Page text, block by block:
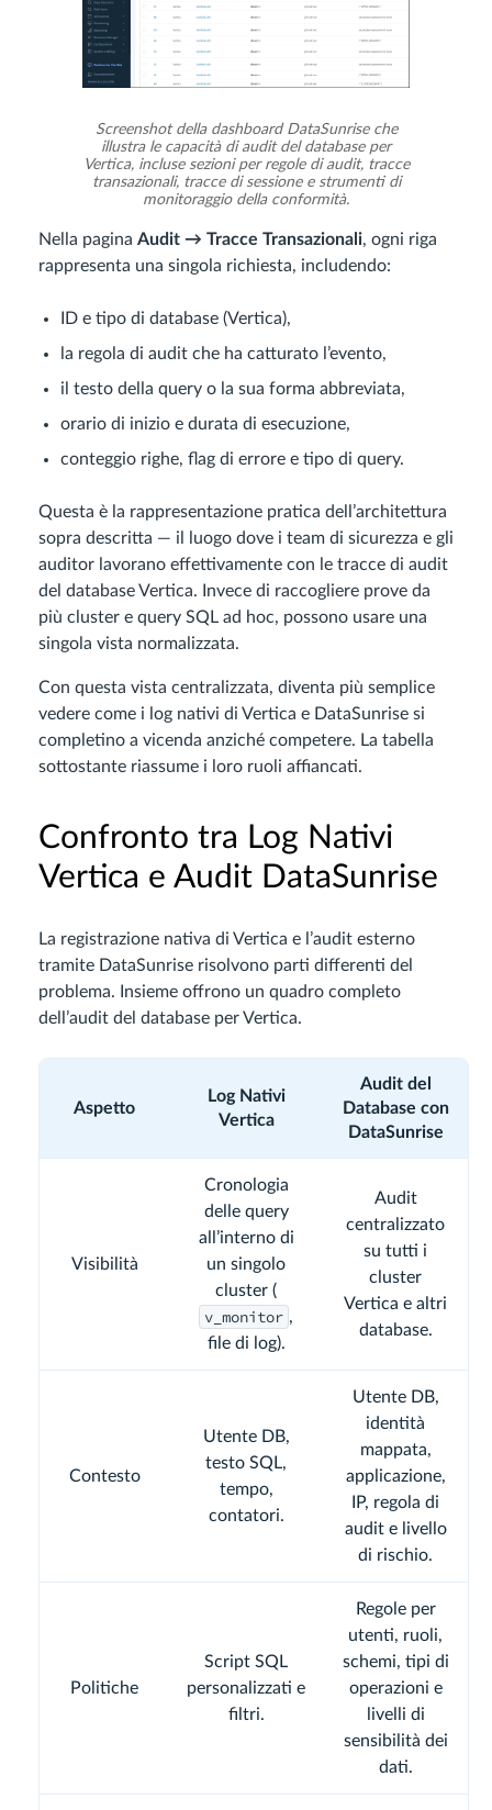
Screenshot della dashboard DataSunrise che
illustra le capacità di audit del database per
Vertica, incluse sezioni per regole di audit, tracce
transazionali, tracce di sessione e strumenti di
monitoraggio della conformità.
Nella pagina Audit → Tracce Transazionali, ogni riga
rappresenta una singola richiesta, includendo:
ID e tipo di database (Vertica),
la regola di audit che ha catturato l’evento,
il testo della query o la sua forma abbreviata,
orario di inizio e durata di esecuzione,
conteggio righe, flag di errore e tipo di query.
Questa è la rappresentazione pratica dell’architettura
sopra descritta — il luogo dove i team di sicurezza e gli
auditor lavorano effettivamente con le tracce di audit
del database Vertica. Invece di raccogliere prove da
più cluster e query SQL ad hoc, possono usare una
singola vista normalizzata.
Con questa vista centralizzata, diventa più semplice
vedere come i log nativi di Vertica e DataSunrise si
completino a vicenda anziché competere. La tabella
sottostante riassume i loro ruoli affiancati.
Confronto tra Log Nativi
Vertica e Audit DataSunrise
La registrazione nativa di Vertica e l’audit esterno
tramite DataSunrise risolvono parti differenti del
problema. Insieme offrono un quadro completo
dell’audit del database per Vertica.
Aspetto
Log Nativi
Vertica
Audit del
Database con
DataSunrise
Visibilità
Cronologia
delle query
all’interno di
un singolo
cluster (
v_monitor ,
file di log).
Audit
centralizzato
su tutti i
cluster
Vertica e altri
database.
Contesto
Utente DB,
testo SQL,
tempo,
contatori.
Utente DB,
identità
mappata,
applicazione,
IP, regola di
audit e livello
di rischio.
Politiche
Script SQL
personalizzati e
filtri.
Regole per
utenti, ruoli,
schemi, tipi di
operazioni e
livelli di
sensibilità dei
dati.